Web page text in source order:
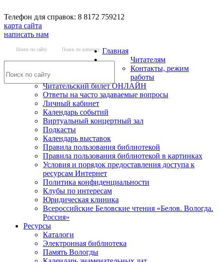
Телефон для справок: 8 8172 759212
карта сайта
написать нам
Поиск по сайту Поиск по каталогу Главная
Читателям
Контакты, режим
работы
Читательский билет ОНЛАЙН
Ответы на часто задаваемые вопросы
Личный кабинет
Календарь событий
Виртуальный концертный зал
Подкасты
Календарь выставок
Правила пользования библиотекой
Правила пользования библиотекой в картинках
Условия и порядок предоставления доступа к
ресурсам Интернет
Политика конфиденциальности
Клубы по интересам
Юридическая клиника
Всероссийские Беловские чтения «Белов. Вологда.
Россия»
Ресурсы
Каталоги
Электронная библиотека
Память Вологды